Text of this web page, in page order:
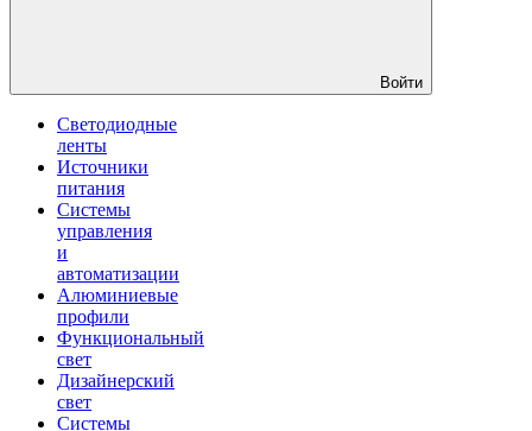
Войти
Светодиодные
ленты
Источники
питания
Системы
управления
и
автоматизации
Алюминиевые
профили
Функциональный
свет
Дизайнерский
свет
Системы